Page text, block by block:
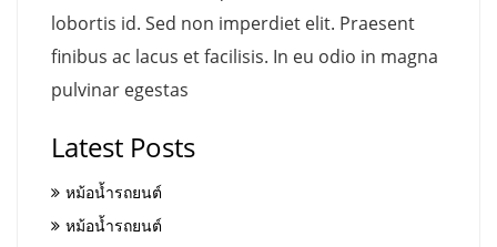
lobortis id. Sed non imperdiet elit. Praesent
finibus ac lacus et facilisis. In eu odio in magna
pulvinar egestas
Latest Posts
หม้อน้ำรถยนต์
หม้อน้ำรถยนต์